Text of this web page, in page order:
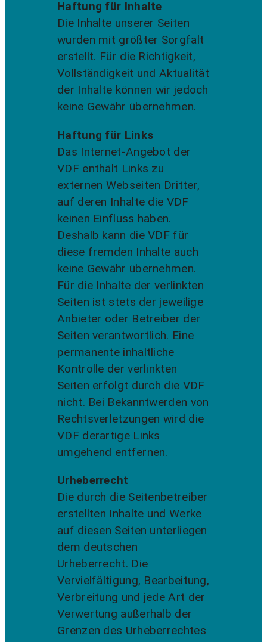
Haftung für Inhalte
Die Inhalte unserer Seiten
wurden mit größter Sorgfalt
erstellt. Für die Richtigkeit,
Vollständigkeit und Aktualität
der Inhalte können wir jedoch
keine Gewähr übernehmen.
Haftung für Links
Das Internet-Angebot der
VDF enthält Links zu
externen Webseiten Dritter,
auf deren Inhalte die VDF
keinen Einfluss haben.
Deshalb kann die VDF für
diese fremden Inhalte auch
keine Gewähr übernehmen.
Für die Inhalte der verlinkten
Seiten ist stets der jeweilige
Anbieter oder Betreiber der
Seiten verantwortlich. Eine
permanente inhaltliche
Kontrolle der verlinkten
Seiten erfolgt durch die VDF
nicht. Bei Bekanntwerden von
Rechtsverletzungen wird die
VDF derartige Links
umgehend entfernen.
Urheberrecht
Die durch die Seitenbetreiber
erstellten Inhalte und Werke
auf diesen Seiten unterliegen
dem deutschen
Urheberrecht. Die
Vervielfältigung, Bearbeitung,
Verbreitung und jede Art der
Verwertung außerhalb der
Grenzen des Urheberrechtes